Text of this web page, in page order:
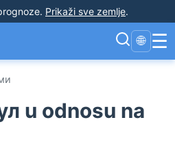
. Prikaži sve zemlje.
🌐 ☰
u odnosu na